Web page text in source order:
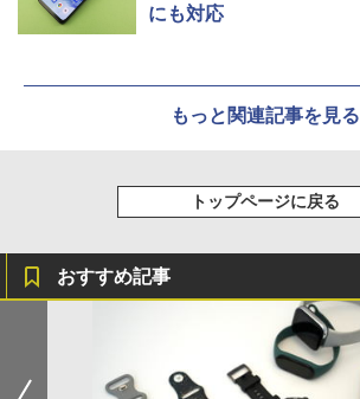
にも対応
もっと関連記事を見る
トップページに戻る
おすすめ記事